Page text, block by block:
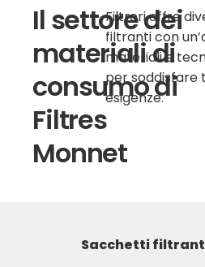
Il settore dei
materiali di
consumo di
Filtres
Monnet
Filtreri offre
filtranti con
materiali e
per soddisfare
esigenze.
Sacchetti